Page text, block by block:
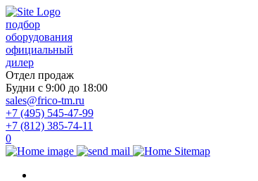
подбор
оборудования
официальный
дилер
Отдел продаж
Будни с 9:00 до 18:00
sales@frico-tm.ru
+7 (495) 545-47-99
+7 (812) 385-74-11
0